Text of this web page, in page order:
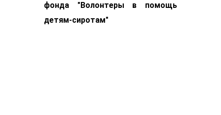
фонда "Волонтеры в помощь
детям-сиротам"